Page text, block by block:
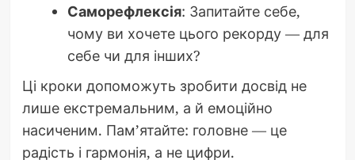
Саморефлексія: Запитайте себе,
чому ви хочете цього рекорду — для
себе чи для інших?
Ці кроки допоможуть зробити досвід не
лише екстремальним, а й емоційно
насиченим. Пам’ятайте: головне — це
радість і гармонія, а не цифри.